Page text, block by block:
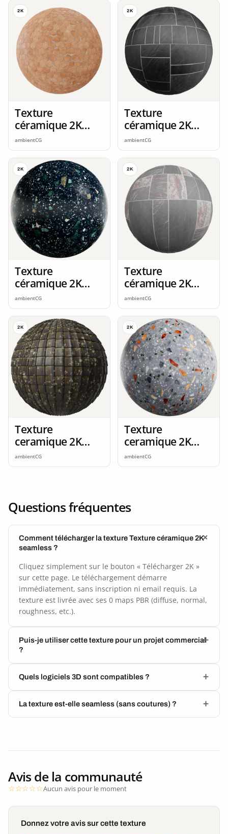
2K
Texture
céramique 2K
seamless
ambientCG
2K
Texture
céramique 2K
seamless
ambientCG
2K
Texture
céramique 2K
seamless
ambientCG
2K
Texture
céramique 2K
seamless
ambientCG
2K
Texture
ceramique 2K
seamless
ambientCG
2K
Texture
ceramique 2K
seamless
ambientCG
Questions fréquentes
Comment télécharger la texture Texture céramique 2K
seamless ?
Cliquez simplement sur le bouton « Télécharger 2K »
sur cette page. Le téléchargement démarre
immédiatement, sans inscription ni email requis. La
texture est livrée avec ses 0 maps PBR (diffuse, normal,
roughness, etc.).
Puis-je utiliser cette texture pour un projet commercial
?
Quels logiciels 3D sont compatibles ?
La texture est-elle seamless (sans coutures) ?
Avis de la communauté
Aucun avis pour le moment
Donnez votre avis sur cette texture